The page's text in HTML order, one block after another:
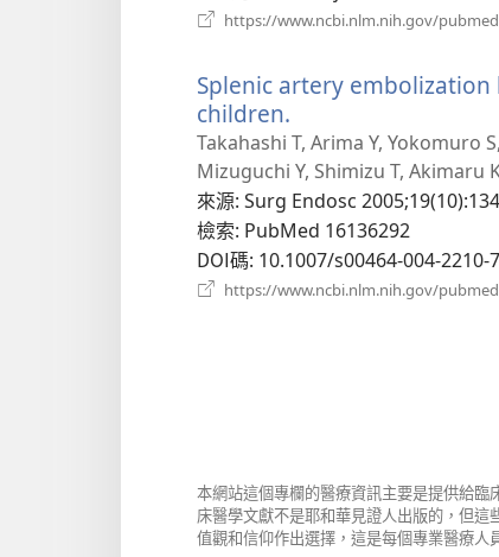
https://www.ncbi.nlm.nih.gov/
Splenic artery
children.
啟
新
視
窗）
Takahashi T, Arima Y, Yokomuro
Mizuguchi Y, Shimizu T, Akimaru
來源‎: Surg Endosc
檢索‎: PubMed 16136292
DOI碼‎: 10.1007/s00464-004-2210-7
https://www.ncbi.nlm.nih.gov/
本網站這個專欄的醫療資訊主要是提供給
床醫學文獻不是耶和華見證人出版的，但
值觀和信仰作出選擇，這是每個專業醫療人